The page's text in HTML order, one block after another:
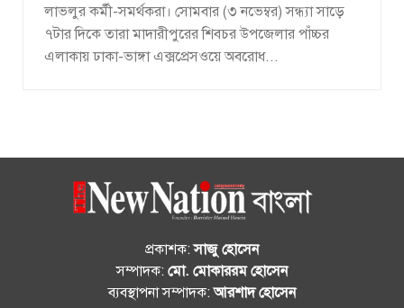
লাভলুর কর্মী-সমর্থকরা। সোমবার (৩ নভেম্বর) সন্ধ্যা সাড়ে
৭টার দিকে তারা মাদারীপুরের শিবচর উপজেলার পাঁচ্চর
এলাকায় ঢাকা-ভাঙ্গা এক্সপ্রেসওয়ে অবরোধ...
প্রকাশক:সাজু হোসেন
সম্পাদক: মো. মোকাররম হোসেন
ব্যবস্থাপনা সম্পাদক:আরশাদ হোসেন